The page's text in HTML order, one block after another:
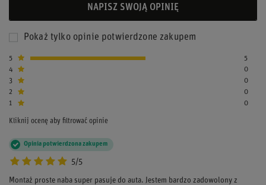
NAPISZ SWOJĄ OPINIĘ
Pokaż tylko opinie potwierdzone zakupem
5
5
4
0
3
0
2
0
1
0
Kliknij ocenę aby filtrować opinie
5/5
Opinia potwierdzona zakupem
Montaż proste naba super pasuje do auta. Jestem bardzo zadowolony z